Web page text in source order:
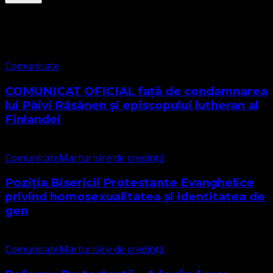
Comunicate
COMUNICAT OFICIAL față de condamnarea
lui Päivi Räsänen și episcopului lutheran al
Finlandei
ComunicateMarturisire de credință
Poziția Bisericii Protestante Evanghelice
privind homosexualitatea și identitatea de
gen
ComunicateMarturisire de credință